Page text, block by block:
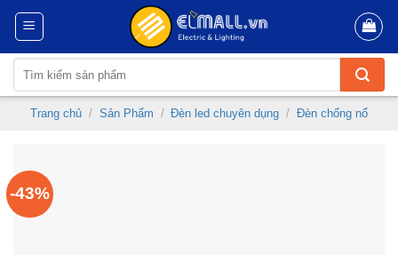
Skip
content
kiếm:
Trang chủ / Sản Phẩm / Đèn led chuyên dụng / Đèn chống nổ
-43%